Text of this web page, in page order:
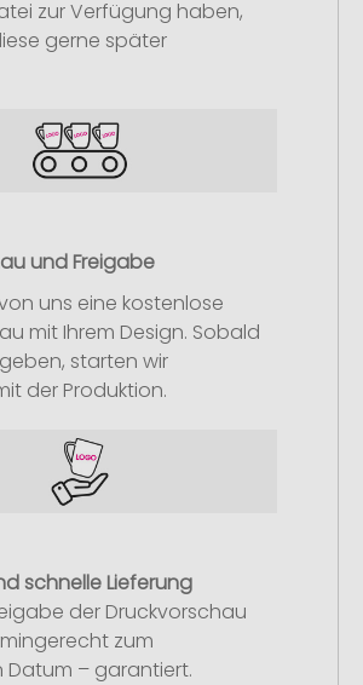
zur Verfügung haben,
gerne später
und Freigabe
uns eine kostenlose
mit Ihrem Design. Sobald
starten wir
der Produktion.
schnelle Lieferung
der Druckvorschau
zum
Datum – garantiert.